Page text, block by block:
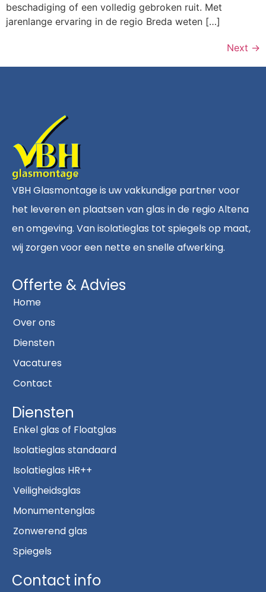
beschadiging of een volledig gebroken ruit. Met
jarenlange ervaring in de regio Breda weten […]
Next →
VBH Glasmontage is uw vakkundige partner voor
het leveren en plaatsen van glas in de regio Altena
en omgeving. Van isolatieglas tot spiegels op maat,
wij zorgen voor een nette en snelle afwerking.
Offerte & Advies
Home
Over ons
Diensten
Vacatures
Contact
Diensten
Enkel glas of Floatglas
Isolatieglas standaard
Isolatieglas HR++
Veiligheidsglas
Monumentenglas
Zonwerend glas
Spiegels
Contact info